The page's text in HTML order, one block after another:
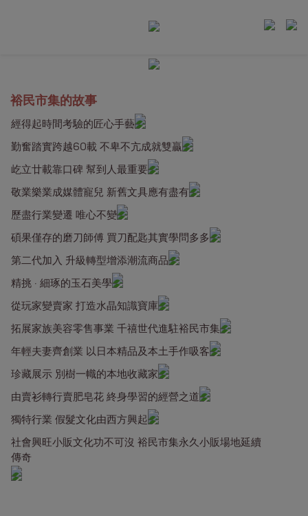
裕民市集的故事
經得起時間考驗的匠心手藝
勤奮踏實跨越60載 不卑不亢成就雙贏
屹立廿載靠口碑 幫到人最重要
敬業樂業成媒體寵兒 新舊文具應有盡有
歷盡行業變遷 唯心不變
碩果僅存的磨刀師傅 買刀配匙其實學問多多
第二代加入 升級轉型增添潮流商品
精挑 · 細琢的玉石美學
從玩家變賣家 打造水晶知識寶庫
拓展家族美容零售事業 千禧世代進駐裕民市集
年輕夫妻齊創業 以日本精品及本土手作吸客
珍藏展示 別樹一幟的本地收藏家
由賣衫轉行賣肥皂花 終身學習的經營之道
獨特行業 假髮文化由西方興起
社會興旺小販文化功不可沒 裕民市集永久小販場地延續
傳奇